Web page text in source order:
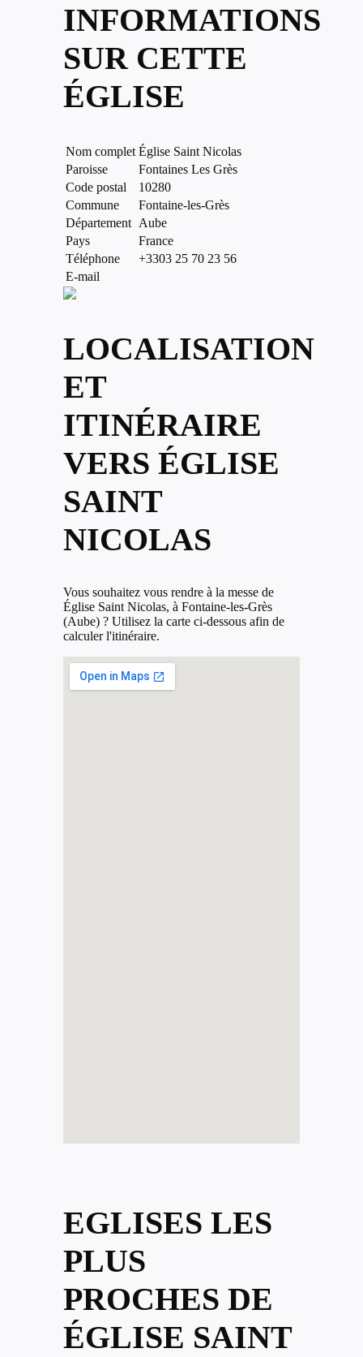
INFORMATIONS
SUR CETTE
ÉGLISE
Nom complet Église Saint Nicolas
Paroisse
Fontaines Les Grès
Code postal
10280
Commune
Fontaine-les-Grès
Département Aube
Pays
France
Téléphone
+3303 25 70 23 56
E-mail
LOCALISATION
ET
ITINÉRAIRE
VERS ÉGLISE
SAINT
NICOLAS
Vous souhaitez vous rendre à la messe de
Église Saint Nicolas, à Fontaine-les-Grès
(Aube) ? Utilisez la carte ci-dessous afin de
calculer l'itinéraire.
EGLISES LES
PLUS
PROCHES DE
ÉGLISE SAINT